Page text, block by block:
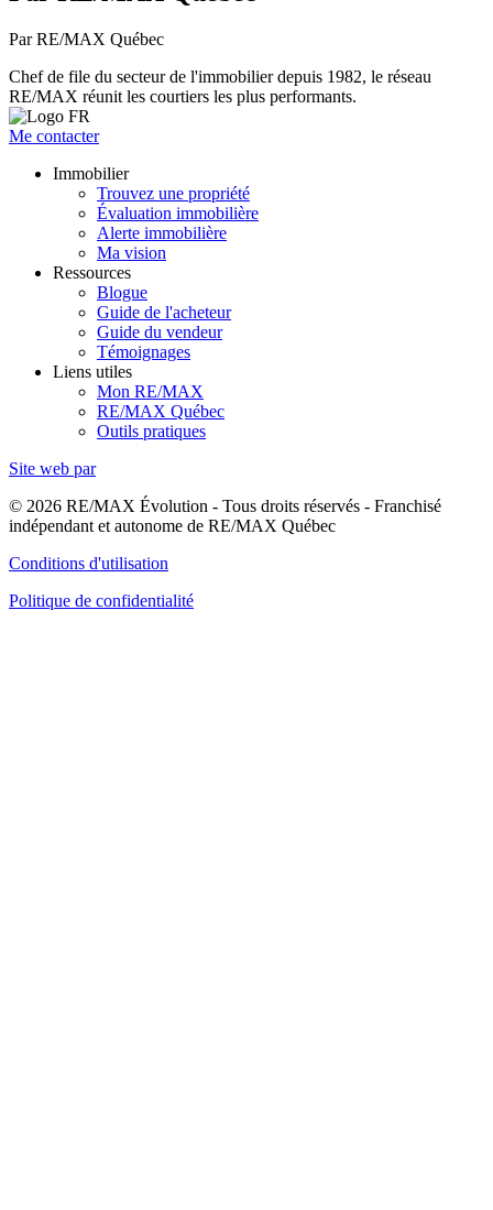
Par RE/MAX Québec
Chef de file du secteur de l'immobilier depuis 1982, le réseau
RE/MAX réunit les courtiers les plus performants.
Me contacter
Immobilier
Trouvez une propriété
Évaluation immobilière
Alerte immobilière
Ma vision
Ressources
Blogue
Guide de l'acheteur
Guide du vendeur
Témoignages
Liens utiles
Mon RE/MAX
RE/MAX Québec
Outils pratiques
Site web par
© 2026 RE/MAX Évolution - Tous droits réservés - Franchisé
indépendant et autonome de RE/MAX Québec
Conditions d'utilisation
Politique de confidentialité